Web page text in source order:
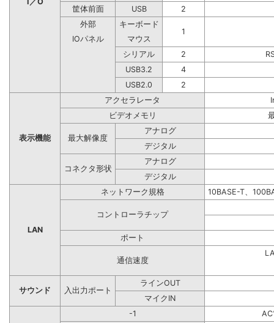
筐体前面
USB
2
外部
キーボード
1
IOパネル
マウス
シリアル
2
USB3.2
4
USB2.0
2
表示機能
アクセラレータ
ビデオメモリ
最大解像度
アナログ
デジタル
コネクタ形状
アナログ
デジタル
LAN
ネットワーク規格 10BASE-T、
コントローラチップ
ポート
通信速度
サウンド 入出力ポート
ラインOUT
マイクIN
-1